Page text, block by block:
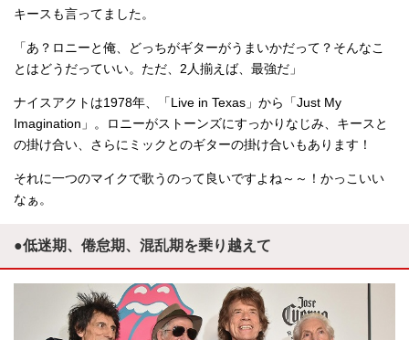
キースも言ってました。
「あ？ロニーと俺、どっちがギターがうまいかだって？そんなこ
とはどうだっていい。ただ、2人揃えば、最強だ」
ナイスアクトは1978年、「Live in Texas」から「Just My
Imagination」。ロニーがストーンズにすっかりなじみ、キースと
の掛け合い、さらにミックとのギターの掛け合いもあります！
それに一つのマイクで歌うのって良いですよね～～！かっこいい
なぁ。
●低迷期、倦怠期、混乱期を乗り越えて